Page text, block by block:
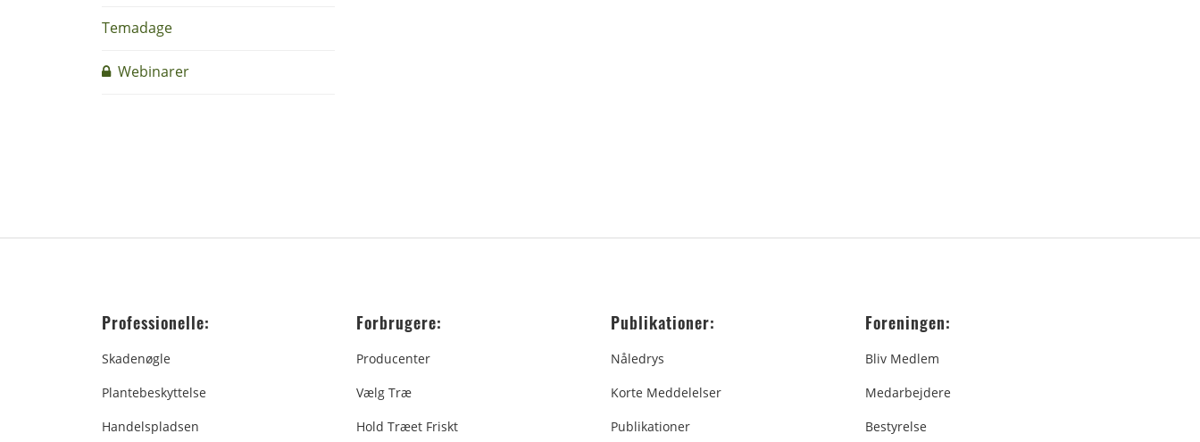
Temadage
Webinarer
Professionelle:
Skadenøgle
Plantebeskyttelse
Handelspladsen
Forbrugere:
Producenter
Vælg Træ
Hold Træet Friskt
Publikationer:
Nåledrys
Korte Meddelelser
Publikationer
Foreningen:
Bliv Medlem
Medarbejdere
Bestyrelse